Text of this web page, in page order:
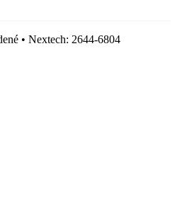
• Nextech: 2644-6804